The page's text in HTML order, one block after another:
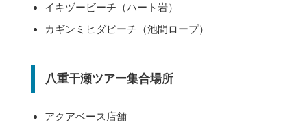
イキヅービーチ（ハート岩）
カギンミヒダビーチ（池間ロープ）
八重干瀬ツアー集合場所
アクアベース店舗